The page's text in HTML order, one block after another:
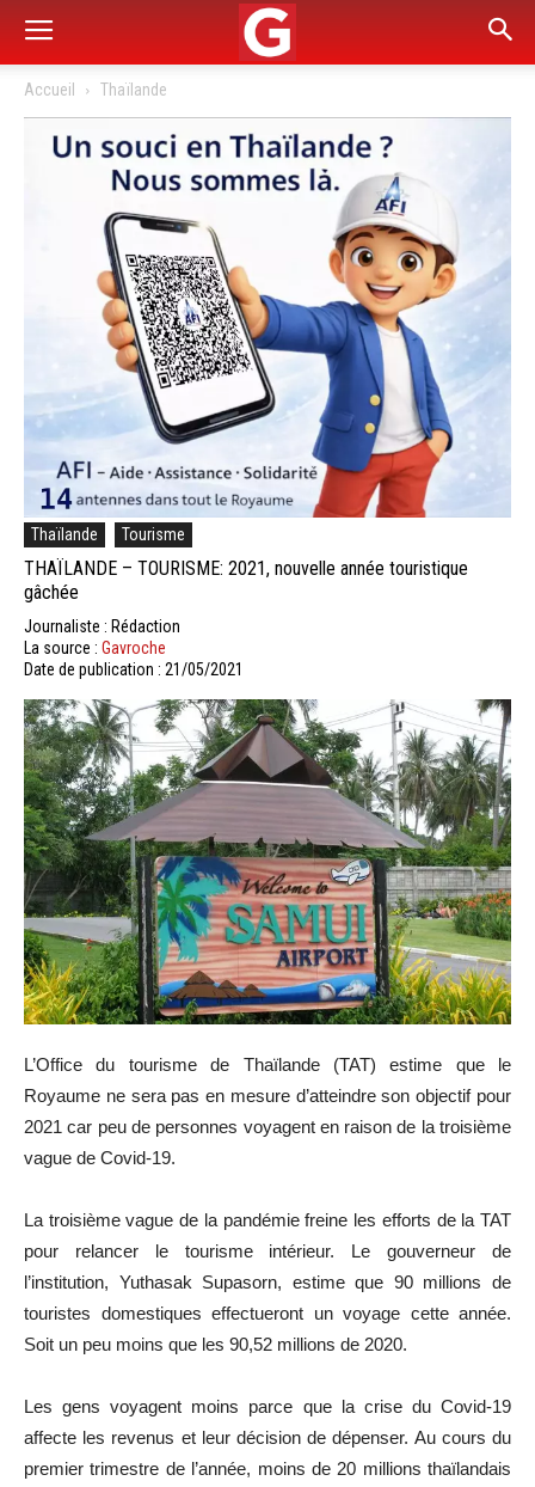
Accueil Thaïlande
Thaïlande Tourisme
THAÏLANDE – TOURISME: 2021, nouvelle année touristique
gâchée
Journaliste : Rédaction
La source : Gavroche
Date de publication : 21/05/2021
L’Office du tourisme de Thaïlande (TAT) estime que le
Royaume ne sera pas en mesure d’atteindre son objectif pour
2021 car peu de personnes voyagent en raison de la troisième
vague de Covid-19.
La troisième vague de la pandémie freine les efforts de la TAT
pour relancer le tourisme intérieur. Le gouverneur de
l’institution, Yuthasak Supasorn, estime que 90 millions de
touristes domestiques effectueront un voyage cette année.
Soit un peu moins que les 90,52 millions de 2020.
Les gens voyagent moins parce que la crise du Covid-19
affecte les revenus et leur décision de dépenser. Au cours du
premier trimestre de l’année, moins de 20 millions thaïlandais